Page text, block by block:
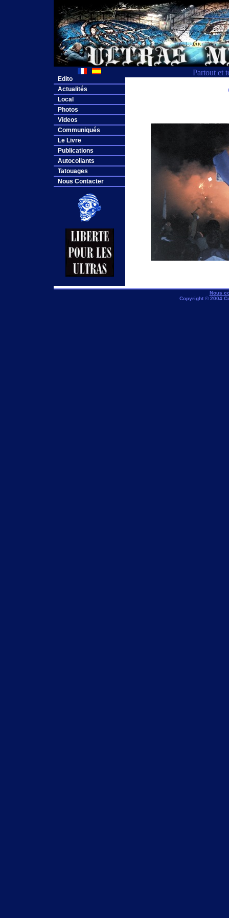
Partout et
Edito
Actualités
Local
Photos
Videos
Communiqués
Le Livre
Publications
Autocollants
Tatouages
Nous Contacter
Nous
Copyright © 2004